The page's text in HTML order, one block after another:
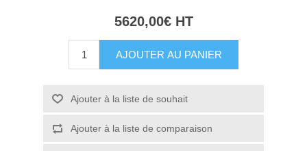
5620,00€ HT
AJOUTER AU PANIER
Ajouter à la liste de souhait
Ajouter à la liste de comparaison